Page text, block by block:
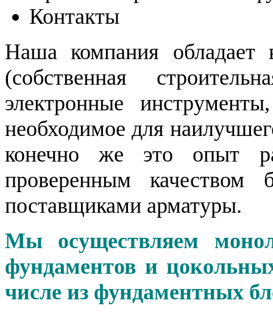
Контакты
Наша компания обладает
(собственная
электронные
необходимое для
конечно же это опыт
проверенным
поставщиками арматуры.
Мы осуществляем
фундаментов и
числе из фундаментных